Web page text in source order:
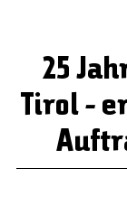
25
Tirol -